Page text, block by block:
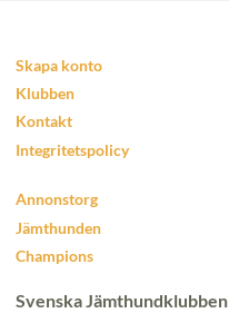
Skapa konto
Klubben
Kontakt
Integritetspolicy
Annonstorg
Jämthunden
Champions
Svenska Jämthundklubben